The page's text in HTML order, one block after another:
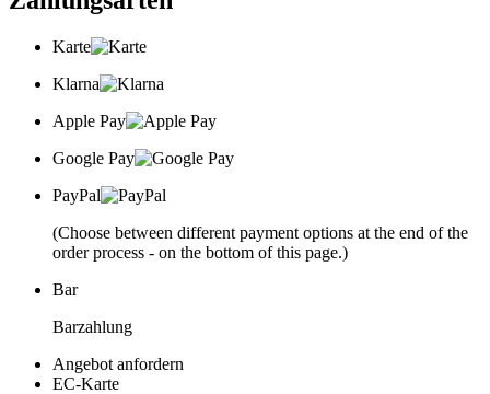
Karte
Klarna
Apple Pay
Google Pay
PayPal
(Choose between different payment options at the end of the
order process - on the bottom of this page.)
Bar
Barzahlung
Angebot anfordern
EC-Karte